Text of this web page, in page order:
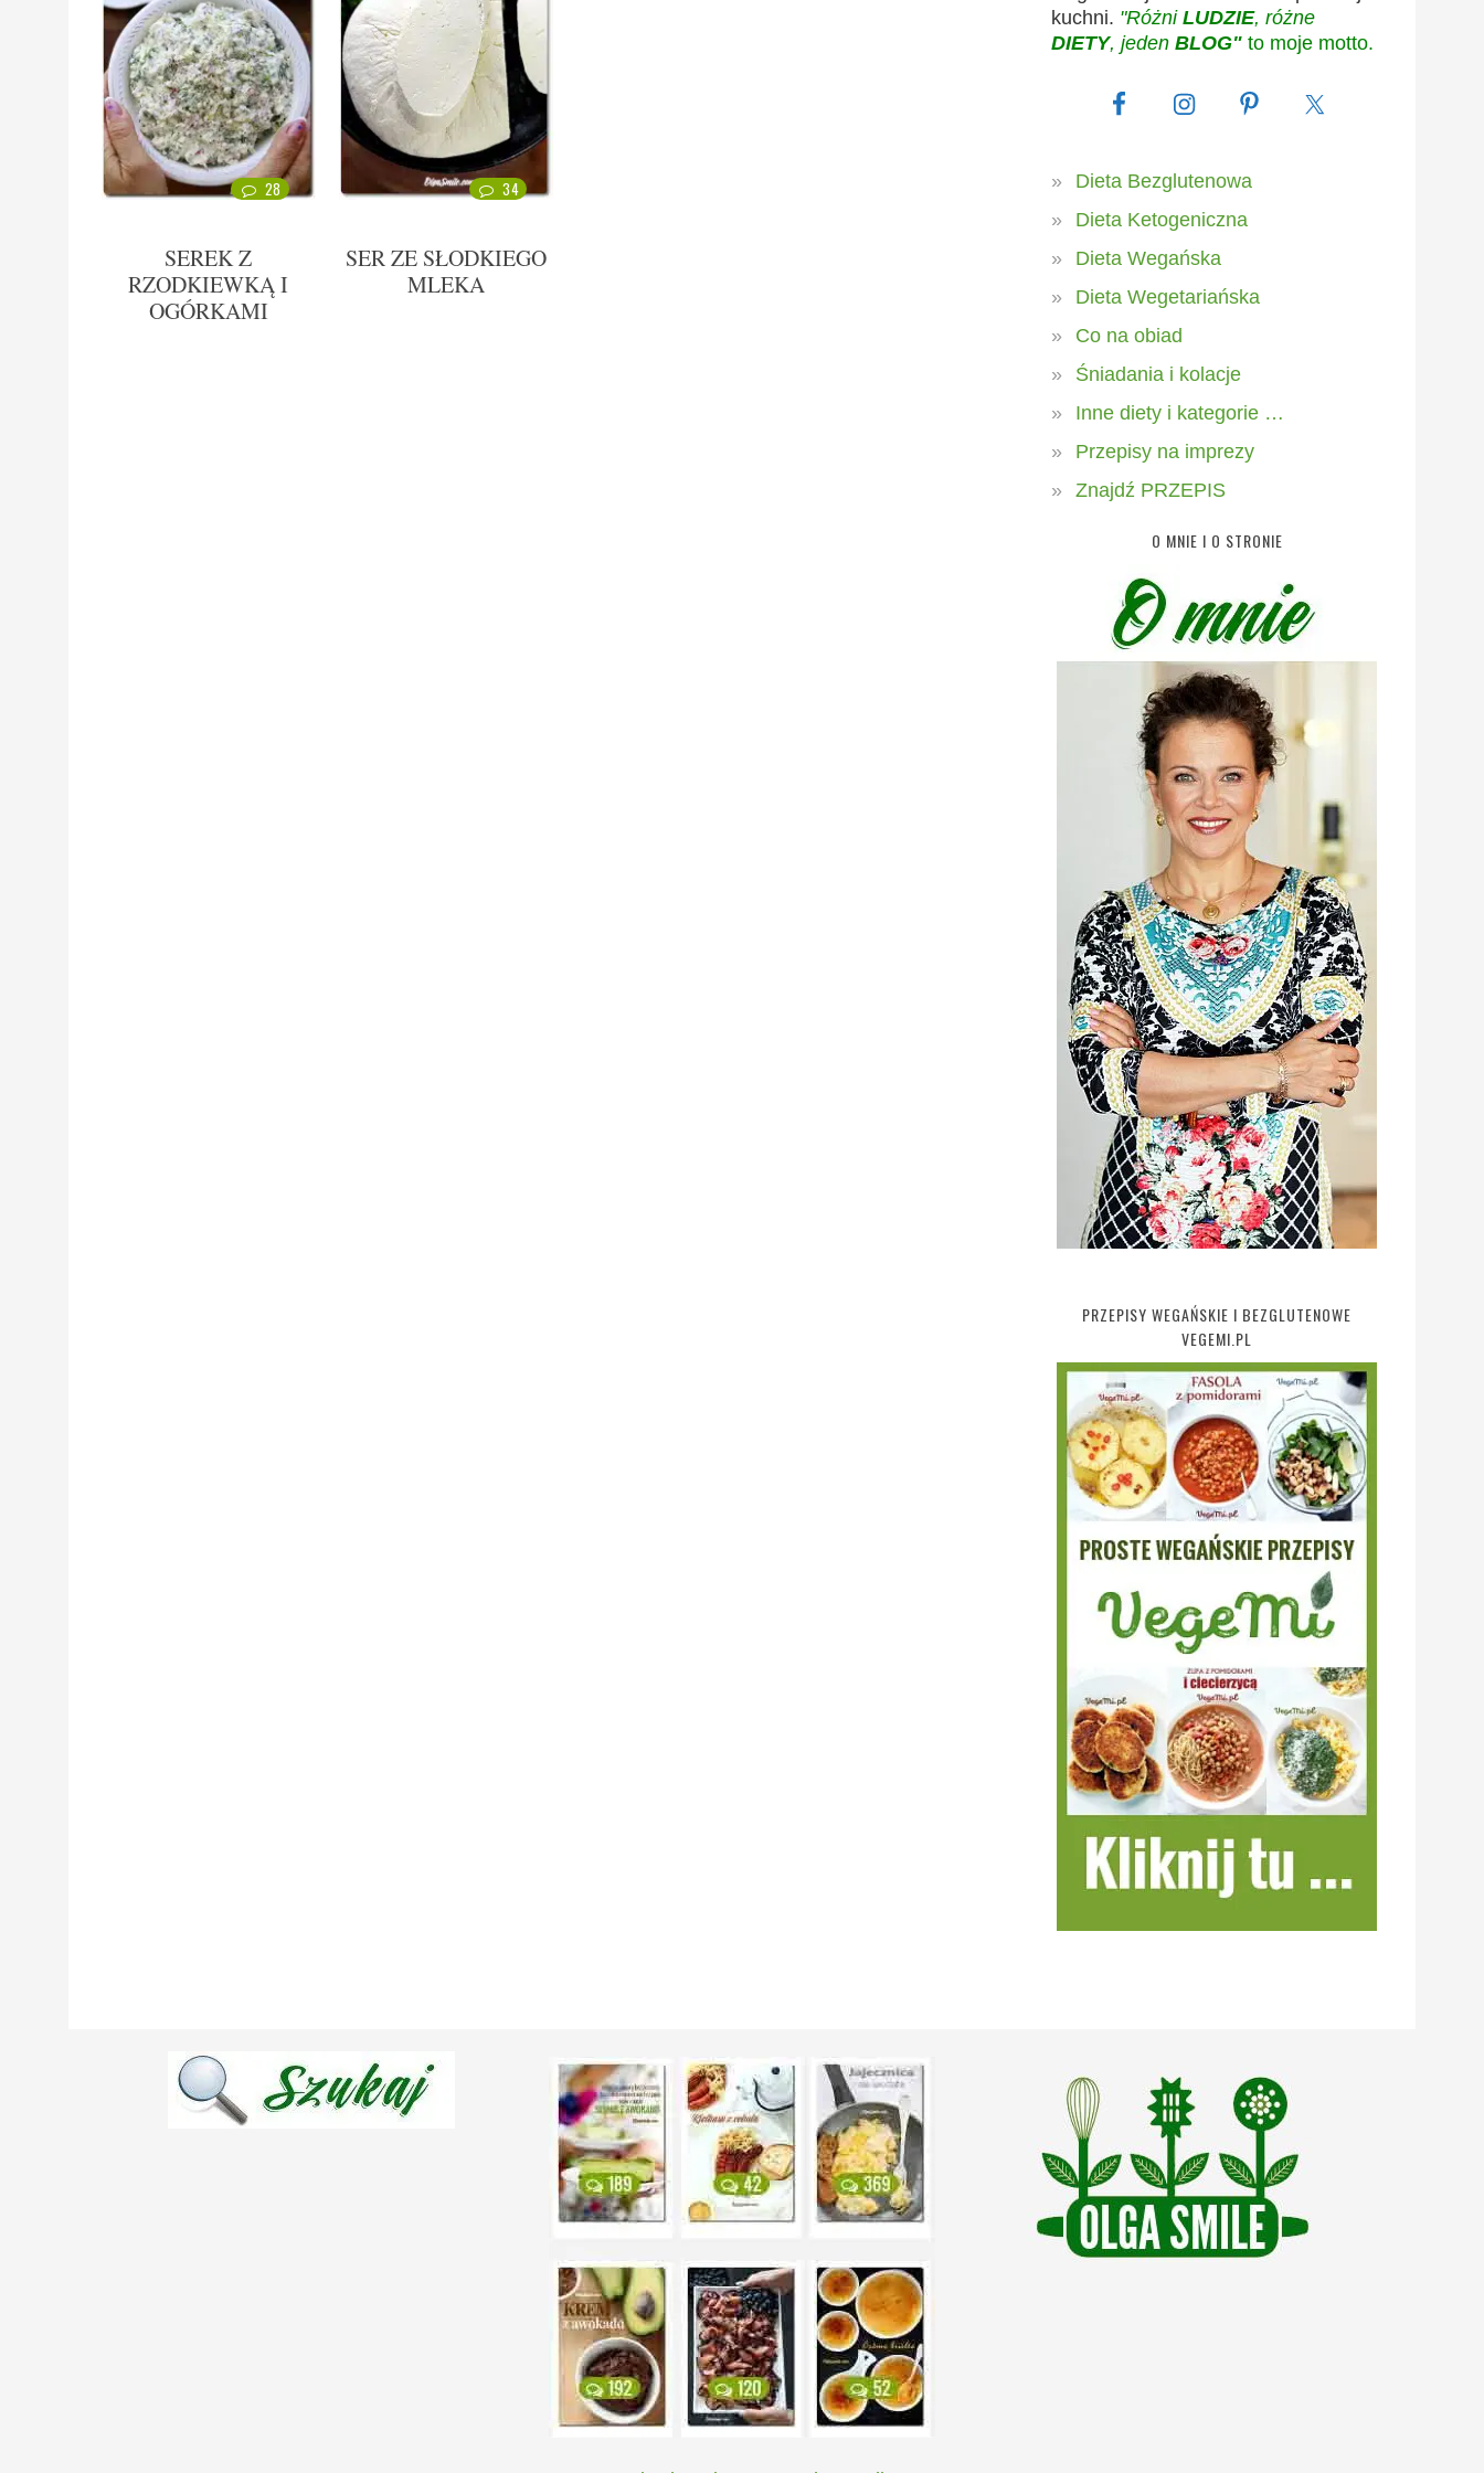
28
SEREK Z
RZODKIEWKĄ I
OGÓRKAMI
34
SER ZE SŁODKIEGO
MLEKA
kuchni. "Różni LUDZIE, różne
DIETY, jeden BLOG" to moje motto.
Dieta Bezglutenowa
Dieta Ketogeniczna
Dieta Wegańska
Dieta Wegetariańska
Co na obiad
Śniadania i kolacje
Inne diety i kategorie …
Przepisy na imprezy
Znajdź PRZEPIS
O MNIE I O STRONIE
PRZEPISY WEGAŃSKIE I BEZGLUTENOWE
VEGEMI.PL